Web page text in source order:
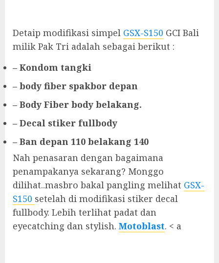
Detaip modifikasi simpel GSX-S150 GCI Bali
milik Pak Tri adalah sebagai berikut :
– Kondom tangki
– body fiber spakbor depan
– Body Fiber body belakang.
– Decal stiker fullbody
– Ban depan 110 belakang 140
Nah penasaran dengan bagaimana
penampakanya sekarang? Monggo
dilihat..masbro bakal pangling melihat GSX-
S150 setelah di modifikasi stiker decal
fullbody. Lebih terlihat padat dan
eyecatching dan stylish. Motoblast. < a